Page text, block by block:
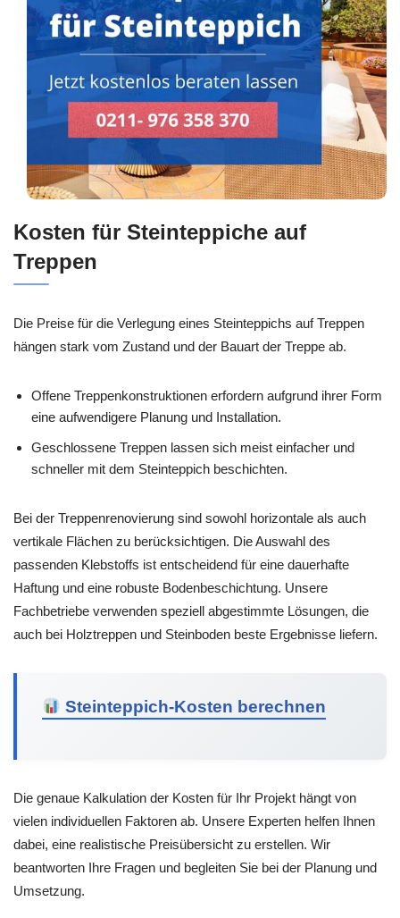
Kosten für Steinteppiche auf
Treppen
Die Preise für die Verlegung eines Steinteppichs auf Treppen
hängen stark vom Zustand und der Bauart der Treppe ab.
Offene Treppenkonstruktionen erfordern aufgrund ihrer Form
eine aufwendigere Planung und Installation.
Geschlossene Treppen lassen sich meist einfacher und
schneller mit dem Steinteppich beschichten.
Bei der Treppenrenovierung sind sowohl horizontale als auch
vertikale Flächen zu berücksichtigen. Die Auswahl des
passenden Klebstoffs ist entscheidend für eine dauerhafte
Haftung und eine robuste Bodenbeschichtung. Unsere
Fachbetriebe verwenden speziell abgestimmte Lösungen, die
auch bei Holztreppen und Steinboden beste Ergebnisse liefern.
Steinteppich-Kosten berechnen
Die genaue Kalkulation der Kosten für Ihr Projekt hängt von
vielen individuellen Faktoren ab. Unsere Experten helfen Ihnen
dabei, eine realistische Preisübersicht zu erstellen. Wir
beantworten Ihre Fragen und begleiten Sie bei der Planung und
Umsetzung.